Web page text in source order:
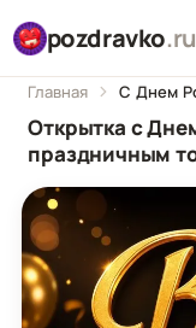
pozdravko.ru
Главная С Днем
Открытка с
праздничным